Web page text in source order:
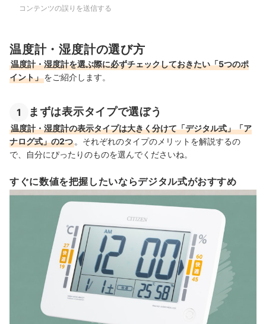
コンテンツの誤りを送信する
温度計・湿度計の選び方
温度計・湿度計を選ぶ際に必ずチェックしておきたい「5つのポ
イント」をご紹介します。
1 まずは表示タイプで選ぼう
温度計・湿度計の表示タイプは大きく分けて「デジタル式」「ア
ナログ式」の2つ 。それぞれのタイプのメリットを解説するの
で、自分にぴったりのものを選んでくださいね。
すぐに数値を把握したいならデジタル式がおすすめ